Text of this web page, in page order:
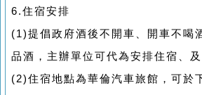
6.住宿安排
(1)提倡政府酒後不開車、開車不喝
品酒，主辦單位可代為安排住宿、及
(2)住宿地點為華倫汽車旅館，可於